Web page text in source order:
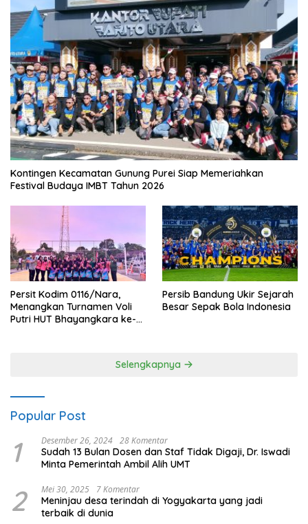
Kontingen Kecamatan Gunung Purei Siap Memeriahkan
Festival Budaya IMBT Tahun 2026
Persit Kodim 0116/Nara,
Menangkan Turnamen Voli
Putri HUT Bhayangkara ke-
Persib Bandung Ukir Sejarah
Besar Sepak Bola Indonesia
Selengkapnya
Popular Post
1 Desember 26, 2024 28 Komentar
Sudah 13 Bulan Dosen dan Staf Tidak Digaji, Dr. Iswadi
Minta Pemerintah Ambil Alih UMT
2 Mei 30, 2025 7 Komentar
Meninjau desa terindah di Yogyakarta yang jadi
terbaik di dunia